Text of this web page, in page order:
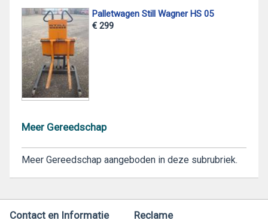
Palletwagen Still Wagner HS 05
€ 299
Meer Gereedschap
Meer Gereedschap aangeboden in deze subrubriek.
Contact en Informatie Reclame